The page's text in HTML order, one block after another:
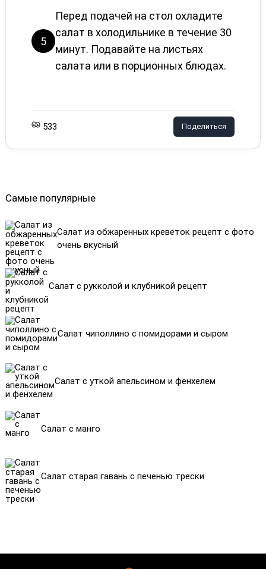
Самые популярные
Салат из обжаренных креветок рецепт с фото
очень вкусный
Салат с рукколой и клубникой рецепт
Салат чиполлино с помидорами и сыром
Салат с уткой апельсином и фенхелем
Салат с манго
Салат старая гавань с печенью трески
5
Перед подачей на стол охладите
салат в холодильнике в течение 30
минут. Подавайте на листьях
салата или в порционных блюдах.
533 Поделиться